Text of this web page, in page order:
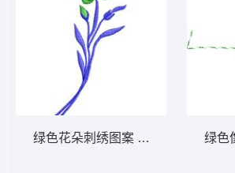
绿色花朵刺绣图案 免费小花系列5千
绿色